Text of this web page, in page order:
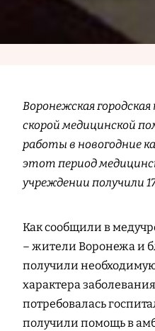
Воронежская
скорой медицинской
работы в новогодние
этот период
учреждении получили
Как сообщили в
– жители Воронежа и
получили
характера
потребовалась
получили помощь в